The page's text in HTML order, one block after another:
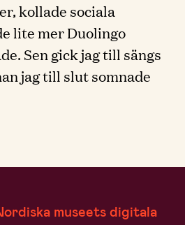
kollade sociala
lite mer Duolingo
Sen gick jag till sängs
jag till slut somnade
museets digitala